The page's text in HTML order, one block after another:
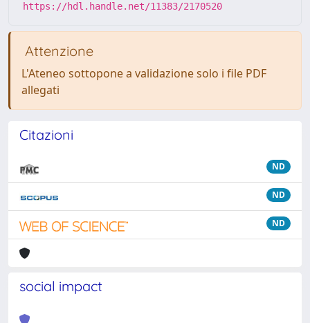
https://hdl.handle.net/11383/2170520
Attenzione
L'Ateneo sottopone a validazione solo i file PDF
allegati
Citazioni
ND
ND
ND
social impact